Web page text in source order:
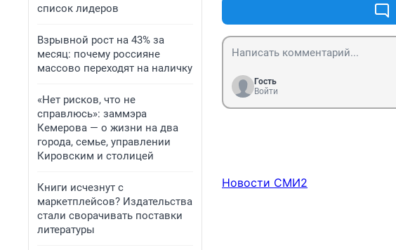
список лидеров
Взрывной рост на 43% за
месяц: почему россияне
массово переходят на наличку
«Нет рисков, что не
справлюсь»: заммэра
Кемерова — о жизни на два
города, семье, управлении
Кировским и столицей
Книги исчезнут с
маркетплейсов? Издательства
стали сворачивать поставки
литературы
Гость
Войти
Новости СМИ2